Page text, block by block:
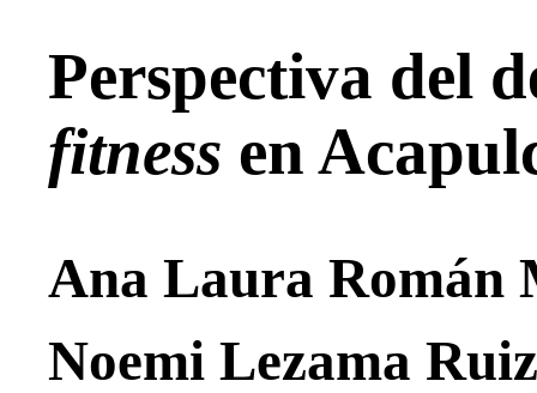
Perspectiva del
fitness en
Ana Laura Román
Noemi Lezama Ruiz